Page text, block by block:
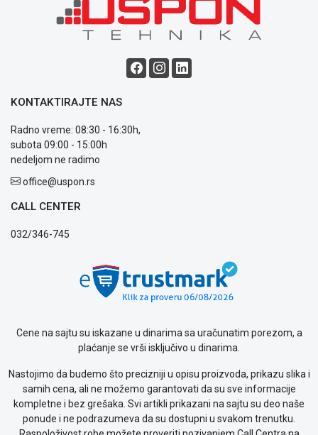
KONTAKTIRAJTE NAS
Radno vreme: 08:30 - 16:30h,
subota 09:00 - 15:00h
nedeljom ne radimo
office@uspon.rs
CALL CENTER
032/346-745
Cene na sajtu su iskazane u dinarima sa uračunatim porezom, a
plaćanje se vrši isključivo u dinarima.
Nastojimo da budemo što precizniji u opisu proizvoda, prikazu slika i
samih cena, ali ne možemo garantovati da su sve informacije
kompletne i bez grešaka. Svi artikli prikazani na sajtu su deo naše
ponude i ne podrazumeva da su dostupni u svakom trenutku.